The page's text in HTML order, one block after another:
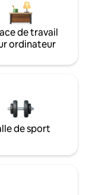
de travail
ordinateur
de sport